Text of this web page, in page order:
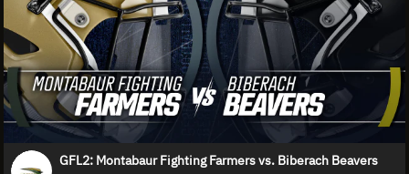
GFL2: Montabaur Fighting Farmers vs. Biberach Beavers